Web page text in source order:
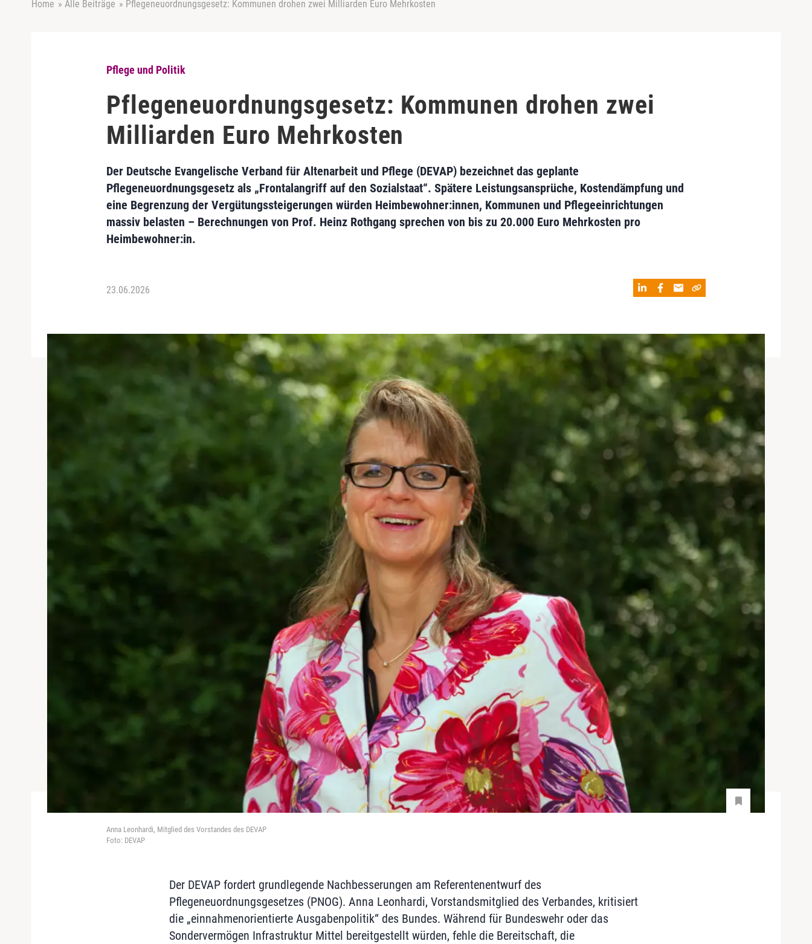
Home » Alle Beiträge » Pflegeneuordnungsgesetz: Kommunen drohen zwei Milliarden Euro Mehrkosten
Pflege und Politik
Pflegeneuordnungsgesetz: Kommunen drohen zwei
Milliarden Euro Mehrkosten
Der Deutsche Evangelische Verband für Altenarbeit und Pflege (DEVAP) bezeichnet das geplante
Pflegeneuordnungsgesetz als „Frontalangriff auf den Sozialstaat“. Spätere Leistungsansprüche, Kostendämpfung und
eine Begrenzung der Vergütungssteigerungen würden Heimbewohner:innen, Kommunen und Pflegeeinrichtungen
massiv belasten – Berechnungen von Prof. Heinz Rothgang sprechen von bis zu 20.000 Euro Mehrkosten pro
Heimbewohner:in.
23.06.2026
Anna Leonhardi, Mitglied des Vorstandes des DEVAP
Foto: DEVAP
Der DEVAP fordert grundlegende Nachbesserungen am Referentenentwurf des
Pflegeneuordnungsgesetzes (PNOG). Anna Leonhardi, Vorstandsmitglied des Verbandes, kritisiert
die „einnahmenorientierte Ausgabenpolitik“ des Bundes. Während für Bundeswehr oder das
Sondervermögen Infrastruktur Mittel bereitgestellt würden, fehle die Bereitschaft, die